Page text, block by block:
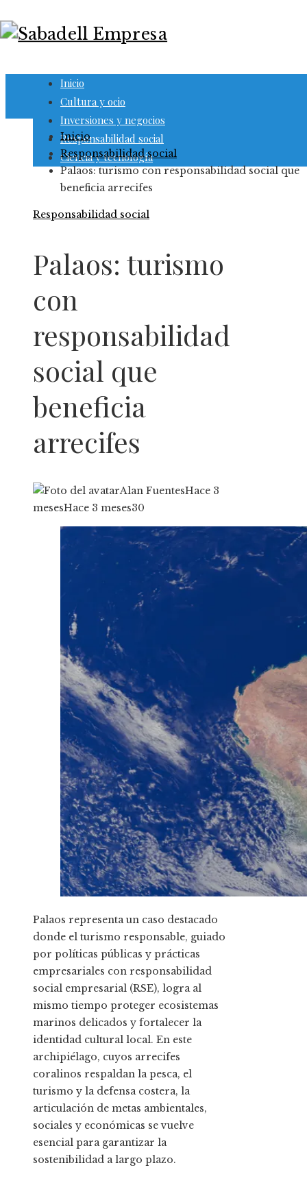
Inicio
Cultura y ocio
Inversiones y negocios
Responsabilidad social
Ciencia y tecnología
Inicio
Responsabilidad social
Palaos: turismo con responsabilidad social que
beneficia arrecifes
Responsabilidad social
Palaos: turismo
con
responsabilidad
social que
beneficia
arrecifes
Alan FuentesHace 3
mesesHace 3 meses30
Palaos representa un caso destacado
donde el turismo responsable, guiado
por políticas públicas y prácticas
empresariales con responsabilidad
social empresarial (RSE), logra al
mismo tiempo proteger ecosistemas
marinos delicados y fortalecer la
identidad cultural local. En este
archipiélago, cuyos arrecifes
coralinos respaldan la pesca, el
turismo y la defensa costera, la
articulación de metas ambientales,
sociales y económicas se vuelve
esencial para garantizar la
sostenibilidad a largo plazo.